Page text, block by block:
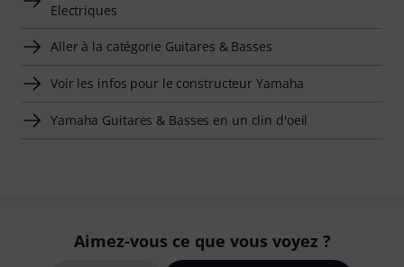
Electriques
Aller à la catégorie Guitares & Basses
Voir les infos pour le constructeur Yamaha
Yamaha Guitares & Basses en un clin d'oeil
Aimez-vous ce que vous voyez ?